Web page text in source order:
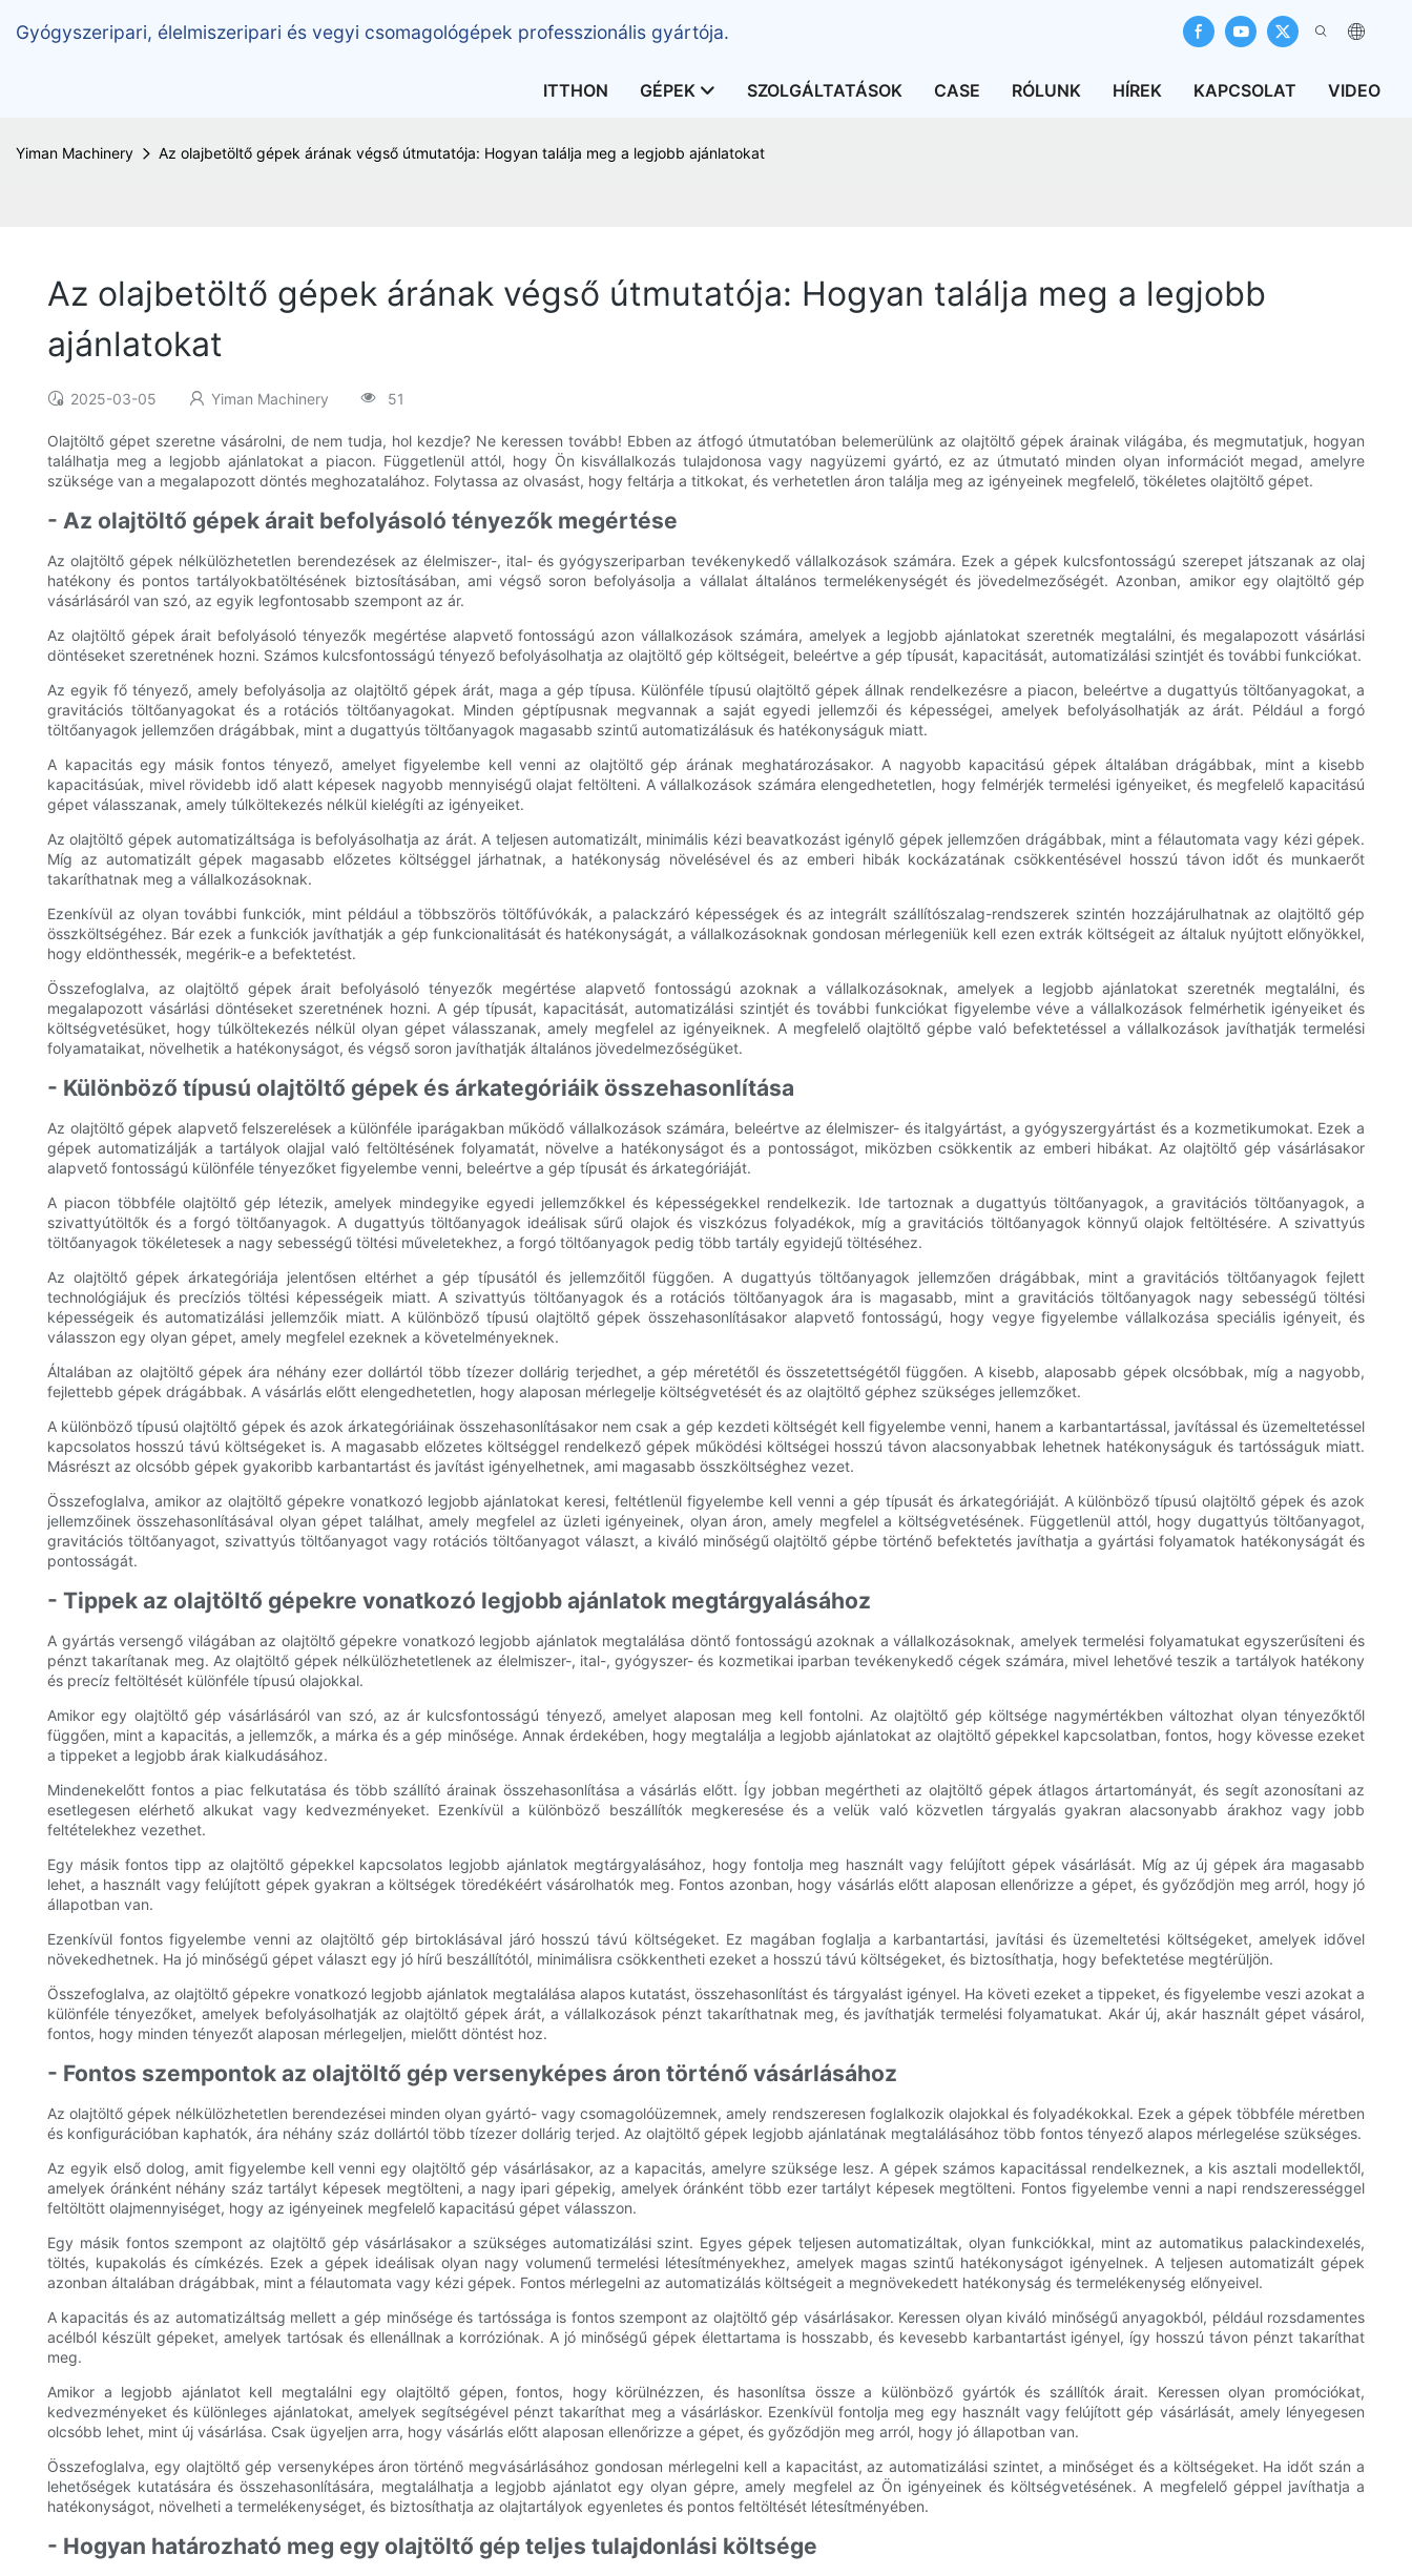
Gyógyszeripari, élelmiszeripari és vegyi csomagológépek professzionális gyártója.
ITTHON GÉPEK SZOLGÁLTATÁSOK CASE RÓLUNK HÍREK KAPCSOLAT VIDEO
Yiman Machinery Az olajbetöltő gépek árának végső útmutatója: Hogyan találja meg a legjobb ajánlatokat
Az olajbetöltő gépek árának végső útmutatója: Hogyan találja meg a legjobb
ajánlatokat
2025-03-05 Yiman Machinery 51
Olajtöltő gépet szeretne vásárolni, de nem tudja, hol kezdje? Ne keressen tovább! Ebben az átfogó útmutatóban belemerülünk az olajtöltő gépek árainak világába, és megmutatjuk, hogyan
találhatja meg a legjobb ajánlatokat a piacon. Függetlenül attól, hogy Ön kisvállalkozás tulajdonosa vagy nagyüzemi gyártó, ez az útmutató minden olyan információt megad, amelyre
szüksége van a megalapozott döntés meghozatalához. Folytassa az olvasást, hogy feltárja a titkokat, és verhetetlen áron találja meg az igényeinek megfelelő, tökéletes olajtöltő gépet.
- Az olajtöltő gépek árait befolyásoló tényezők megértése
Az olajtöltő gépek nélkülözhetetlen berendezések az élelmiszer-, ital- és gyógyszeriparban tevékenykedő vállalkozások számára. Ezek a gépek kulcsfontosságú szerepet játszanak az olaj
hatékony és pontos tartályokbatöltésének biztosításában, ami végső soron befolyásolja a vállalat általános termelékenységét és jövedelmezőségét. Azonban, amikor egy olajtöltő gép
vásárlásáról van szó, az egyik legfontosabb szempont az ár.
Az olajtöltő gépek árait befolyásoló tényezők megértése alapvető fontosságú azon vállalkozások számára, amelyek a legjobb ajánlatokat szeretnék megtalálni, és megalapozott vásárlási
döntéseket szeretnének hozni. Számos kulcsfontosságú tényező befolyásolhatja az olajtöltő gép költségeit, beleértve a gép típusát, kapacitását, automatizálási szintjét és további funkciókat.
Az egyik fő tényező, amely befolyásolja az olajtöltő gépek árát, maga a gép típusa. Különféle típusú olajtöltő gépek állnak rendelkezésre a piacon, beleértve a dugattyús töltőanyagokat, a
gravitációs töltőanyagokat és a rotációs töltőanyagokat. Minden géptípusnak megvannak a saját egyedi jellemzői és képességei, amelyek befolyásolhatják az árát. Például a forgó
töltőanyagok jellemzően drágábbak, mint a dugattyús töltőanyagok magasabb szintű automatizálásuk és hatékonyságuk miatt.
A kapacitás egy másik fontos tényező, amelyet figyelembe kell venni az olajtöltő gép árának meghatározásakor. A nagyobb kapacitású gépek általában drágábbak, mint a kisebb
kapacitásúak, mivel rövidebb idő alatt képesek nagyobb mennyiségű olajat feltölteni. A vállalkozások számára elengedhetetlen, hogy felmérjék termelési igényeiket, és megfelelő kapacitású
gépet válasszanak, amely túlköltekezés nélkül kielégíti az igényeiket.
Az olajtöltő gépek automatizáltsága is befolyásolhatja az árát. A teljesen automatizált, minimális kézi beavatkozást igénylő gépek jellemzően drágábbak, mint a félautomata vagy kézi gépek.
Míg az automatizált gépek magasabb előzetes költséggel járhatnak, a hatékonyság növelésével és az emberi hibák kockázatának csökkentésével hosszú távon időt és munkaerőt
takaríthatnak meg a vállalkozásoknak.
Ezenkívül az olyan további funkciók, mint például a többszörös töltőfúvókák, a palackzáró képességek és az integrált szállítószalag-rendszerek szintén hozzájárulhatnak az olajtöltő gép
összköltségéhez. Bár ezek a funkciók javíthatják a gép funkcionalitását és hatékonyságát, a vállalkozásoknak gondosan mérlegeniük kell ezen extrák költségeit az általuk nyújtott előnyökkel,
hogy eldönthessék, megérik-e a befektetést.
Összefoglalva, az olajtöltő gépek árait befolyásoló tényezők megértése alapvető fontosságú azoknak a vállalkozásoknak, amelyek a legjobb ajánlatokat szeretnék megtalálni, és
megalapozott vásárlási döntéseket szeretnének hozni. A gép típusát, kapacitását, automatizálási szintjét és további funkciókat figyelembe véve a vállalkozások felmérhetik igényeiket és
költségvetésüket, hogy túlköltekezés nélkül olyan gépet válasszanak, amely megfelel az igényeiknek. A megfelelő olajtöltő gépbe való befektetéssel a vállalkozások javíthatják termelési
folyamataikat, növelhetik a hatékonyságot, és végső soron javíthatják általános jövedelmezőségüket.
- Különböző típusú olajtöltő gépek és árkategóriáik összehasonlítása
Az olajtöltő gépek alapvető felszerelések a különféle iparágakban működő vállalkozások számára, beleértve az élelmiszer- és italgyártást, a gyógyszergyártást és a kozmetikumokat. Ezek a
gépek automatizálják a tartályok olajjal való feltöltésének folyamatát, növelve a hatékonyságot és a pontosságot, miközben csökkentik az emberi hibákat. Az olajtöltő gép vásárlásakor
alapvető fontosságú különféle tényezőket figyelembe venni, beleértve a gép típusát és árkategóriáját.
A piacon többféle olajtöltő gép létezik, amelyek mindegyike egyedi jellemzőkkel és képességekkel rendelkezik. Ide tartoznak a dugattyús töltőanyagok, a gravitációs töltőanyagok, a
szivattyútöltők és a forgó töltőanyagok. A dugattyús töltőanyagok ideálisak sűrű olajok és viszkózus folyadékok, míg a gravitációs töltőanyagok könnyű olajok feltöltésére. A szivattyús
töltőanyagok tökéletesek a nagy sebességű töltési műveletekhez, a forgó töltőanyagok pedig több tartály egyidejű töltéséhez.
Az olajtöltő gépek árkategóriája jelentősen eltérhet a gép típusától és jellemzőitől függően. A dugattyús töltőanyagok jellemzően drágábbak, mint a gravitációs töltőanyagok fejlett
technológiájuk és precíziós töltési képességeik miatt. A szivattyús töltőanyagok és a rotációs töltőanyagok ára is magasabb, mint a gravitációs töltőanyagok nagy sebességű töltési
képességeik és automatizálási jellemzőik miatt. A különböző típusú olajtöltő gépek összehasonlításakor alapvető fontosságú, hogy vegye figyelembe vállalkozása speciális igényeit, és
válasszon egy olyan gépet, amely megfelel ezeknek a követelményeknek.
Általában az olajtöltő gépek ára néhány ezer dollártól több tízezer dollárig terjedhet, a gép méretétől és összetettségétől függően. A kisebb, alaposabb gépek olcsóbbak, míg a nagyobb,
fejlettebb gépek drágábbak. A vásárlás előtt elengedhetetlen, hogy alaposan mérlegelje költségvetését és az olajtöltő géphez szükséges jellemzőket.
A különböző típusú olajtöltő gépek és azok árkategóriáinak összehasonlításakor nem csak a gép kezdeti költségét kell figyelembe venni, hanem a karbantartással, javítással és üzemeltetéssel
kapcsolatos hosszú távú költségeket is. A magasabb előzetes költséggel rendelkező gépek működési költségei hosszú távon alacsonyabbak lehetnek hatékonyságuk és tartósságuk miatt.
Másrészt az olcsóbb gépek gyakoribb karbantartást és javítást igényelhetnek, ami magasabb összköltséghez vezet.
Összefoglalva, amikor az olajtöltő gépekre vonatkozó legjobb ajánlatokat keresi, feltétlenül figyelembe kell venni a gép típusát és árkategóriáját. A különböző típusú olajtöltő gépek és azok
jellemzőinek összehasonlításával olyan gépet találhat, amely megfelel az üzleti igényeinek, olyan áron, amely megfelel a költségvetésének. Függetlenül attól, hogy dugattyús töltőanyagot,
gravitációs töltőanyagot, szivattyús töltőanyagot vagy rotációs töltőanyagot választ, a kiváló minőségű olajtöltő gépbe történő befektetés javíthatja a gyártási folyamatok hatékonyságát és
pontosságát.
- Tippek az olajtöltő gépekre vonatkozó legjobb ajánlatok megtárgyalásához
A gyártás versengő világában az olajtöltő gépekre vonatkozó legjobb ajánlatok megtalálása döntő fontosságú azoknak a vállalkozásoknak, amelyek termelési folyamatukat egyszerűsíteni és
pénzt takarítanak meg. Az olajtöltő gépek nélkülözhetetlenek az élelmiszer-, ital-, gyógyszer- és kozmetikai iparban tevékenykedő cégek számára, mivel lehetővé teszik a tartályok hatékony
és precíz feltöltését különféle típusú olajokkal.
Amikor egy olajtöltő gép vásárlásáról van szó, az ár kulcsfontosságú tényező, amelyet alaposan meg kell fontolni. Az olajtöltő gép költsége nagymértékben változhat olyan tényezőktől
függően, mint a kapacitás, a jellemzők, a márka és a gép minősége. Annak érdekében, hogy megtalálja a legjobb ajánlatokat az olajtöltő gépekkel kapcsolatban, fontos, hogy kövesse ezeket
a tippeket a legjobb árak kialkudásához.
Mindenekelőtt fontos a piac felkutatása és több szállító árainak összehasonlítása a vásárlás előtt. Így jobban megértheti az olajtöltő gépek átlagos ártartományát, és segít azonosítani az
esetlegesen elérhető alkukat vagy kedvezményeket. Ezenkívül a különböző beszállítók megkeresése és a velük való közvetlen tárgyalás gyakran alacsonyabb árakhoz vagy jobb
feltételekhez vezethet.
Egy másik fontos tipp az olajtöltő gépekkel kapcsolatos legjobb ajánlatok megtárgyalásához, hogy fontolja meg használt vagy felújított gépek vásárlását. Míg az új gépek ára magasabb
lehet, a használt vagy felújított gépek gyakran a költségek töredékéért vásárolhatók meg. Fontos azonban, hogy vásárlás előtt alaposan ellenőrizze a gépet, és győződjön meg arról, hogy jó
állapotban van.
Ezenkívül fontos figyelembe venni az olajtöltő gép birtoklásával járó hosszú távú költségeket. Ez magában foglalja a karbantartási, javítási és üzemeltetési költségeket, amelyek idővel
növekedhetnek. Ha jó minőségű gépet választ egy jó hírű beszállítótól, minimálisra csökkentheti ezeket a hosszú távú költségeket, és biztosíthatja, hogy befektetése megtérüljön.
Összefoglalva, az olajtöltő gépekre vonatkozó legjobb ajánlatok megtalálása alapos kutatást, összehasonlítást és tárgyalást igényel. Ha követi ezeket a tippeket, és figyelembe veszi azokat a
különféle tényezőket, amelyek befolyásolhatják az olajtöltő gépek árát, a vállalkozások pénzt takaríthatnak meg, és javíthatják termelési folyamatukat. Akár új, akár használt gépet vásárol,
fontos, hogy minden tényezőt alaposan mérlegeljen, mielőtt döntést hoz.
- Fontos szempontok az olajtöltő gép versenyképes áron történő vásárlásához
Az olajtöltő gépek nélkülözhetetlen berendezései minden olyan gyártó- vagy csomagolóüzemnek, amely rendszeresen foglalkozik olajokkal és folyadékokkal. Ezek a gépek többféle méretben
és konfigurációban kaphatók, ára néhány száz dollártól több tízezer dollárig terjed. Az olajtöltő gépek legjobb ajánlatának megtalálásához több fontos tényező alapos mérlegelése szükséges.
Az egyik első dolog, amit figyelembe kell venni egy olajtöltő gép vásárlásakor, az a kapacitás, amelyre szüksége lesz. A gépek számos kapacitással rendelkeznek, a kis asztali modellektől,
amelyek óránként néhány száz tartályt képesek megtölteni, a nagy ipari gépekig, amelyek óránként több ezer tartályt képesek megtölteni. Fontos figyelembe venni a napi rendszerességgel
feltöltött olajmennyiséget, hogy az igényeinek megfelelő kapacitású gépet válasszon.
Egy másik fontos szempont az olajtöltő gép vásárlásakor a szükséges automatizálási szint. Egyes gépek teljesen automatizáltak, olyan funkciókkal, mint az automatikus palackindexelés,
töltés, kupakolás és címkézés. Ezek a gépek ideálisak olyan nagy volumenű termelési létesítményekhez, amelyek magas szintű hatékonyságot igényelnek. A teljesen automatizált gépek
azonban általában drágábbak, mint a félautomata vagy kézi gépek. Fontos mérlegelni az automatizálás költségeit a megnövekedett hatékonyság és termelékenység előnyeivel.
A kapacitás és az automatizáltság mellett a gép minősége és tartóssága is fontos szempont az olajtöltő gép vásárlásakor. Keressen olyan kiváló minőségű anyagokból, például rozsdamentes
acélból készült gépeket, amelyek tartósak és ellenállnak a korróziónak. A jó minőségű gépek élettartama is hosszabb, és kevesebb karbantartást igényel, így hosszú távon pénzt takaríthat
meg.
Amikor a legjobb ajánlatot kell megtalálni egy olajtöltő gépen, fontos, hogy körülnézzen, és hasonlítsa össze a különböző gyártók és szállítók árait. Keressen olyan promóciókat,
kedvezményeket és különleges ajánlatokat, amelyek segítségével pénzt takaríthat meg a vásárláskor. Ezenkívül fontolja meg egy használt vagy felújított gép vásárlását, amely lényegesen
olcsóbb lehet, mint új vásárlása. Csak ügyeljen arra, hogy vásárlás előtt alaposan ellenőrizze a gépet, és győződjön meg arról, hogy jó állapotban van.
Összefoglalva, egy olajtöltő gép versenyképes áron történő megvásárlásához gondosan mérlegelni kell a kapacitást, az automatizálási szintet, a minőséget és a költségeket. Ha időt szán a
lehetőségek kutatására és összehasonlítására, megtalálhatja a legjobb ajánlatot egy olyan gépre, amely megfelel az Ön igényeinek és költségvetésének. A megfelelő géppel javíthatja a
hatékonyságot, növelheti a termelékenységet, és biztosíthatja az olajtartályok egyenletes és pontos feltöltését létesítményében.
- Hogyan határozható meg egy olajtöltő gép teljes tulajdonlási költsége